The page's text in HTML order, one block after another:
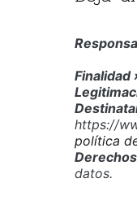
Finalidad
https://
política
datos.